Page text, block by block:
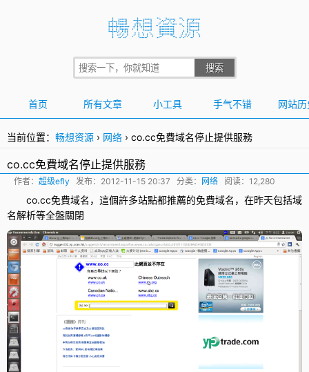
首页 所有文章 小工具 手气不错 网站历
当前位置： 畅想资源 › 网络 › co.cc免費域名停止提供服務
co.cc免費域名停止提供服務
作者： 超级efly 发布： 2012-11-15 20:37 分类： 网络 阅读：12,280
co.cc免費域名 ，這個許多站點都推薦的免費域名，在昨天包括域
名解析等全盤關閉